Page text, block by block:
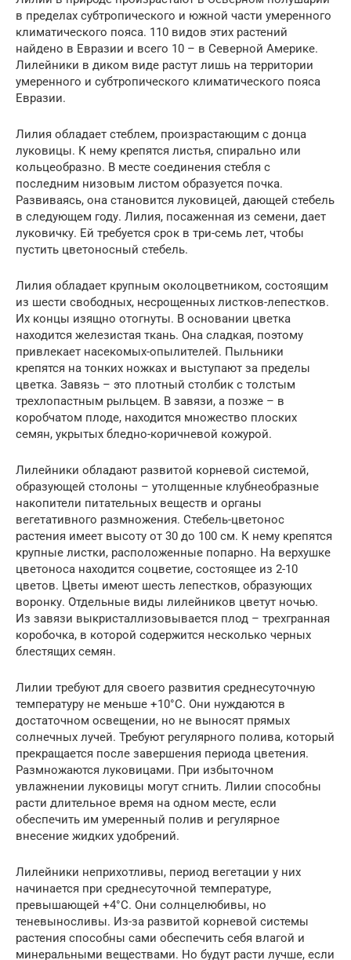
в пределах субтропического и южной части умеренного
климатического пояса. 110 видов этих растений
найдено в Евразии и всего 10 – в Северной Америке.
Лилейники в диком виде растут лишь на территории
умеренного и субтропического климатического пояса
Евразии.
Лилия обладает стеблем, произрастающим с донца
луковицы. К нему крепятся листья, спирально или
кольцеобразно. В месте соединения стебля с
последним низовым листом образуется почка.
Развиваясь, она становится луковицей, дающей стебель
в следующем году. Лилия, посаженная из семени, дает
луковичку. Ей требуется срок в три-семь лет, чтобы
пустить цветоносный стебель.
Лилия обладает крупным околоцветником, состоящим
из шести свободных, несрощенных листков-лепестков.
Их концы изящно отогнуты. В основании цветка
находится железистая ткань. Она сладкая, поэтому
привлекает насекомых-опылителей. Пыльники
крепятся на тонких ножках и выступают за пределы
цветка. Завязь – это плотный столбик с толстым
трехлопастным рыльцем. В завязи, а позже – в
коробчатом плоде, находится множество плоских
семян, укрытых бледно-коричневой кожурой.
Лилейники обладают развитой корневой системой,
образующей столоны – утолщенные клубнеобразные
накопители питательных веществ и органы
вегетативного размножения. Стебель-цветонос
растения имеет высоту от 30 до 100 см. К нему крепятся
крупные листки, расположенные попарно. На верхушке
цветоноса находится соцветие, состоящее из 2-10
цветов. Цветы имеют шесть лепестков, образующих
воронку. Отдельные виды лилейников цветут ночью.
Из завязи выкристаллизовывается плод – трехгранная
коробочка, в которой содержится несколько черных
блестящих семян.
Лилии требуют для своего развития среднесуточную
температуру не меньше +10°C. Они нуждаются в
достаточном освещении, но не выносят прямых
солнечных лучей. Требуют регулярного полива, который
прекращается после завершения периода цветения.
Размножаются луковицами. При избыточном
увлажнении луковицы могут сгнить. Лилии способны
расти длительное время на одном месте, если
обеспечить им умеренный полив и регулярное
внесение жидких удобрений.
Лилейники неприхотливы, период вегетации у них
начинается при среднесуточной температуре,
превышающей +4°C. Они солнцелюбивы, но
теневыносливы. Из-за развитой корневой системы
растения способны сами обеспечить себя влагой и
минеральными веществами. Но будут расти лучше, если